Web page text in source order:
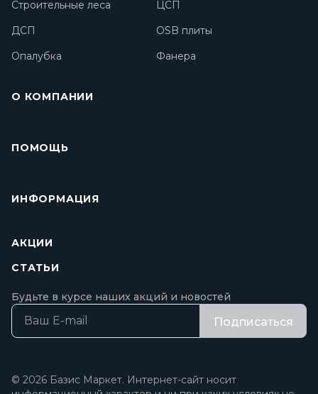
Строительные леса
ЦСП
ДСП
OSB плиты
Опалубка
Фанера
О КОМПАНИИ
ПОМОЩЬ
ИНФОРМАЦИЯ
АКЦИИ
СТАТЬИ
Будьте в курсе наших акций и новостей
Подписаться
© 2026 Базис Маркет. Интернет-сайт носит